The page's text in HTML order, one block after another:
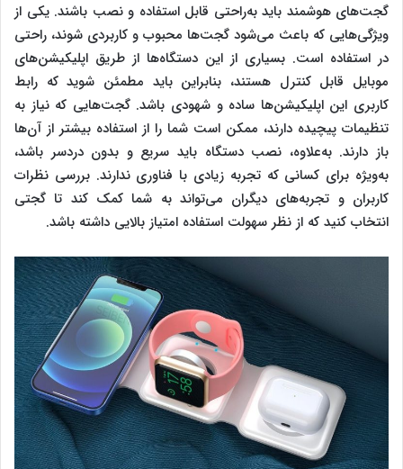
گجت‌های هوشمند باید به‌راحتی قابل استفاده و نصب باشند. یکی از
ویژگی‌هایی که باعث می‌شود گجت‌ها محبوب و کاربردی شوند، راحتی
در استفاده است. بسیاری از این دستگاه‌ها از طریق اپلیکیشن‌های
موبایل قابل کنترل هستند، بنابراین باید مطمئن شوید که رابط
کاربری این اپلیکیشن‌ها ساده و شهودی باشد. گجت‌هایی که نیاز به
تنظیمات پیچیده دارند، ممکن است شما را از استفاده بیشتر از آن‌ها
باز دارند. به‌علاوه، نصب دستگاه باید سریع و بدون دردسر باشد،
به‌ویژه برای کسانی که تجربه زیادی با فناوری ندارند. بررسی نظرات
کاربران و تجربه‌های دیگران می‌تواند به شما کمک کند تا گجتی
انتخاب کنید که از نظر سهولت استفاده امتیاز بالایی داشته باشد.